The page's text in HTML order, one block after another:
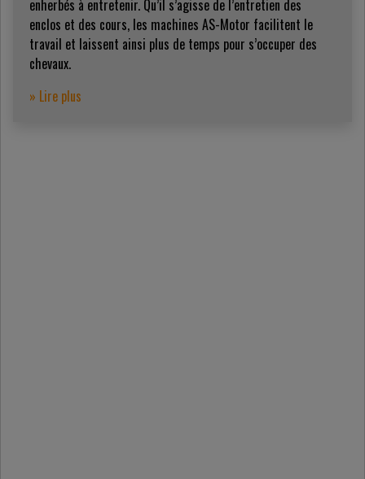
enherbés à entretenir. Qu’il s’agisse de l’entretien des
enclos et des cours, les machines AS-Motor facilitent le
travail et laissent ainsi plus de temps pour s’occuper des
chevaux.
» Lire plus